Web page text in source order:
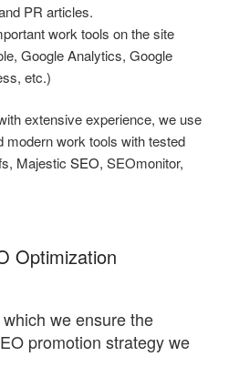
PR articles.
work tools on the site
Google Analytics, Google
etc.)
extensive experience, we use
modern work tools with tested
Majestic SEO, SEOmonitor,
Optimization
we ensure the
promotion strategy we